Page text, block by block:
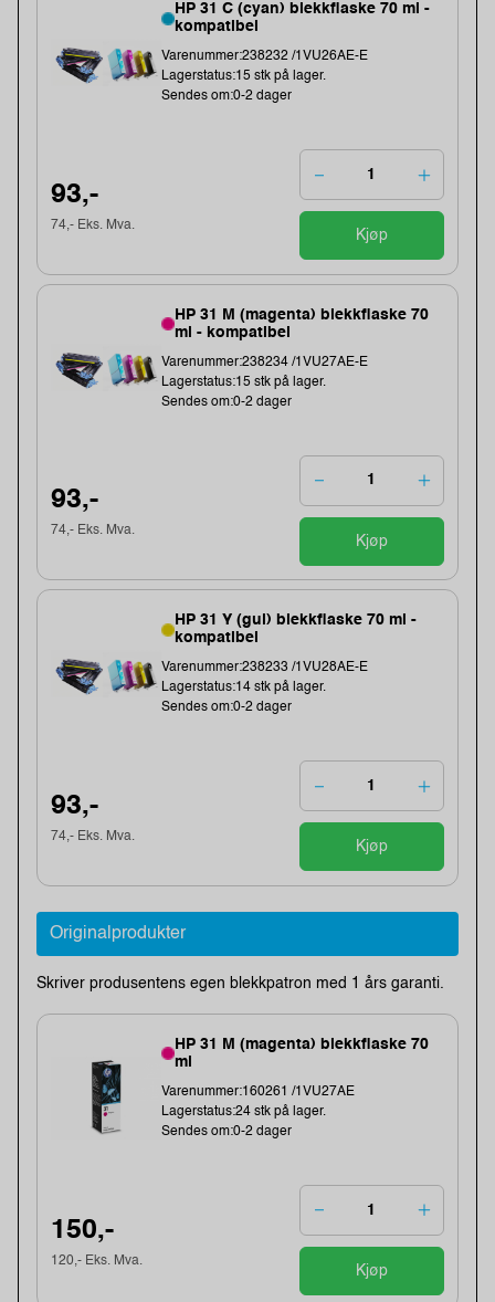
HP 31 C (cyan) blekkflaske 70 ml -
kompatibel
Varenummer:238232 /1VU26AE-E
Lagerstatus:15 stk på lager.
Sendes om:0-2 dager
93,-
74,- Eks. Mva.
Kjøp
HP 31 M (magenta) blekkflaske 70
ml - kompatibel
Varenummer:238234 /1VU27AE-E
Lagerstatus:15 stk på lager.
Sendes om:0-2 dager
93,-
74,- Eks. Mva.
Kjøp
HP 31 Y (gul) blekkflaske 70 ml -
kompatibel
Varenummer:238233 /1VU28AE-E
Lagerstatus:14 stk på lager.
Sendes om:0-2 dager
93,-
74,- Eks. Mva.
Kjøp
Originalprodukter
Skriver produsentens egen blekkpatron med 1 års garanti.
HP 31 M (magenta) blekkflaske 70
ml
Varenummer:160261 /1VU27AE
Lagerstatus:24 stk på lager.
Sendes om:0-2 dager
150,-
120,- Eks. Mva.
Kjøp